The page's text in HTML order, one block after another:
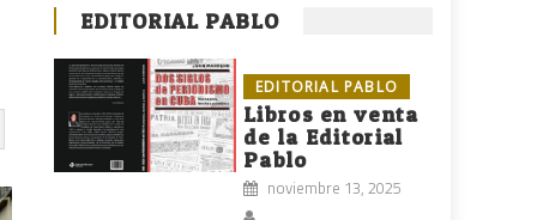
EDITORIAL PABLO
EDITORIAL PABLO
Libros en venta
de la Editorial
Pablo
noviembre 13, 2025